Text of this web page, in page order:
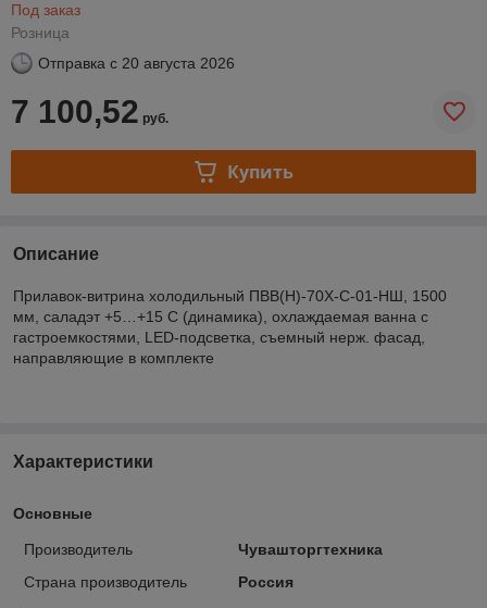
Под заказ
Розница
Отправка с 20 августа 2026
7 100,52 руб.
Купить
Описание
Прилавок-витрина холодильный ПВВ(Н)-70Х-С-01-НШ, 1500
мм, саладэт +5…+15 С (динамика), охлаждаемая ванна с
гастроемкостями, LED-подсветка, съемный нерж. фасад,
направляющие в комплекте
Характеристики
Основные
Производитель
Чувашторгтехника
Страна производитель
Россия